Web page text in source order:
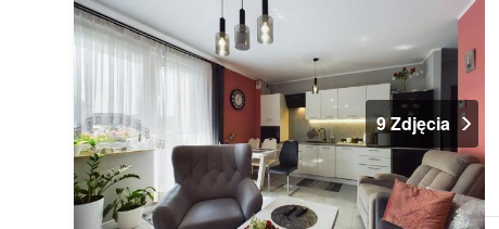
9 Zdjęcia